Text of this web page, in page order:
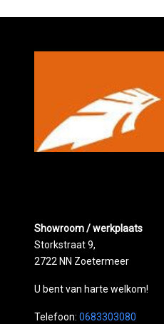
Showroom / werkplaats
Storkstraat 9,
2722 NN Zoetermeer
U bent van harte welkom!
Telefoon: 0683303080